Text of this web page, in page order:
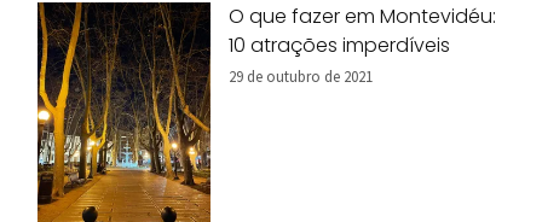
O que fazer em Montevidéu:
10 atrações imperdíveis
29 de outubro de 2021